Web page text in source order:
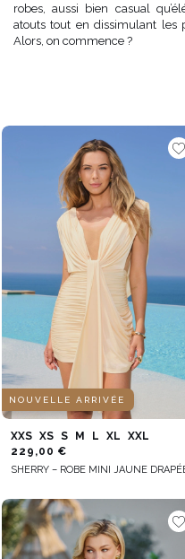
robes, aussi bien casual
atouts tout en dissimulant les
Alors, on commence ?
NOUVELLE ARRIVÉE
XXS XS S M L XL
XXL
229,00 €
SHERRY – ROBE MINI JAUNE